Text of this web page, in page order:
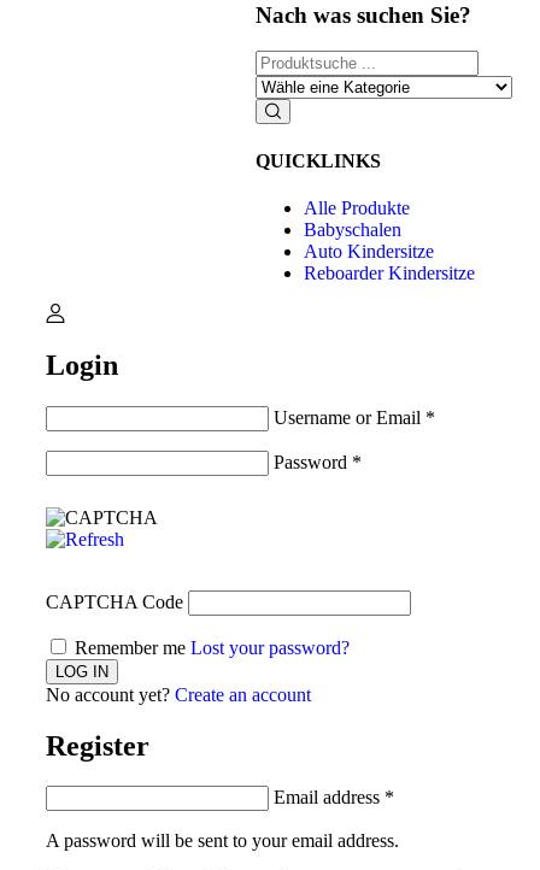
Nach was suchen Sie?
QUICKLINKS
Alle Produkte
Babyschalen
Auto Kindersitze
Reboarder Kindersitze
Login
Username or Email *
Password *
CAPTCHA Code
Remember me Lost your password?
No account yet? Create an account
Register
Email address *
A password will be sent to your email address.